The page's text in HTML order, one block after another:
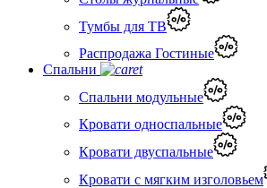
Тумбы для ТВ
Распродажа Гостиные
Спальни
Спальни модульные
Кровати односпальные
Кровати двуспальные
Кровати с мягким изголовьем